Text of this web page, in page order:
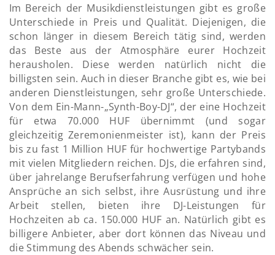
Im Bereich der Musikdienstleistungen gibt es große
Unterschiede in Preis und Qualität. Diejenigen, die
schon länger in diesem Bereich tätig sind, werden
das Beste aus der Atmosphäre eurer Hochzeit
herausholen. Diese werden natürlich nicht die
billigsten sein. Auch in dieser Branche gibt es, wie bei
anderen Dienstleistungen, sehr große Unterschiede.
Von dem Ein-Mann-„Synth-Boy-DJ“, der eine Hochzeit
für etwa 70.000 HUF übernimmt (und sogar
gleichzeitig Zeremonienmeister ist), kann der Preis
bis zu fast 1 Million HUF für hochwertige Partybands
mit vielen Mitgliedern reichen. DJs, die erfahren sind,
über jahrelange Berufserfahrung verfügen und hohe
Ansprüche an sich selbst, ihre Ausrüstung und ihre
Arbeit stellen, bieten ihre DJ-Leistungen für
Hochzeiten ab ca. 150.000 HUF an. Natürlich gibt es
billigere Anbieter, aber dort können das Niveau und
die Stimmung des Abends schwächer sein.